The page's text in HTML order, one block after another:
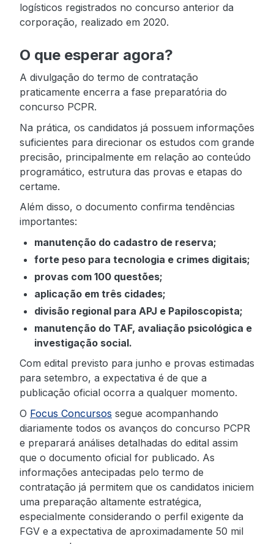
logísticos registrados no concurso anterior da
corporação, realizado em 2020.
O que esperar agora?
A divulgação do termo de contratação
praticamente encerra a fase preparatória do
concurso PCPR.
Na prática, os candidatos já possuem informações
suficientes para direcionar os estudos com grande
precisão, principalmente em relação ao conteúdo
programático, estrutura das provas e etapas do
certame.
Além disso, o documento confirma tendências
importantes:
manutenção do cadastro de reserva;
forte peso para tecnologia e crimes digitais;
provas com 100 questões;
aplicação em três cidades;
divisão regional para APJ e Papiloscopista;
manutenção do TAF, avaliação psicológica e
investigação social.
Com edital previsto para junho e provas estimadas
para setembro, a expectativa é de que a
publicação oficial ocorra a qualquer momento.
O Focus Concursos segue acompanhando
diariamente todos os avanços do concurso PCPR
e preparará análises detalhadas do edital assim
que o documento oficial for publicado. As
informações antecipadas pelo termo de
contratação já permitem que os candidatos iniciem
uma preparação altamente estratégica,
especialmente considerando o perfil exigente da
FGV e a expectativa de aproximadamente 50 mil